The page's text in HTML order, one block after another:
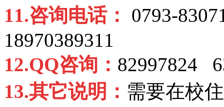
11.咨询电话：
0793-
18970389311
12.QQ咨询： 82997824
13.其它说明： 需要在校